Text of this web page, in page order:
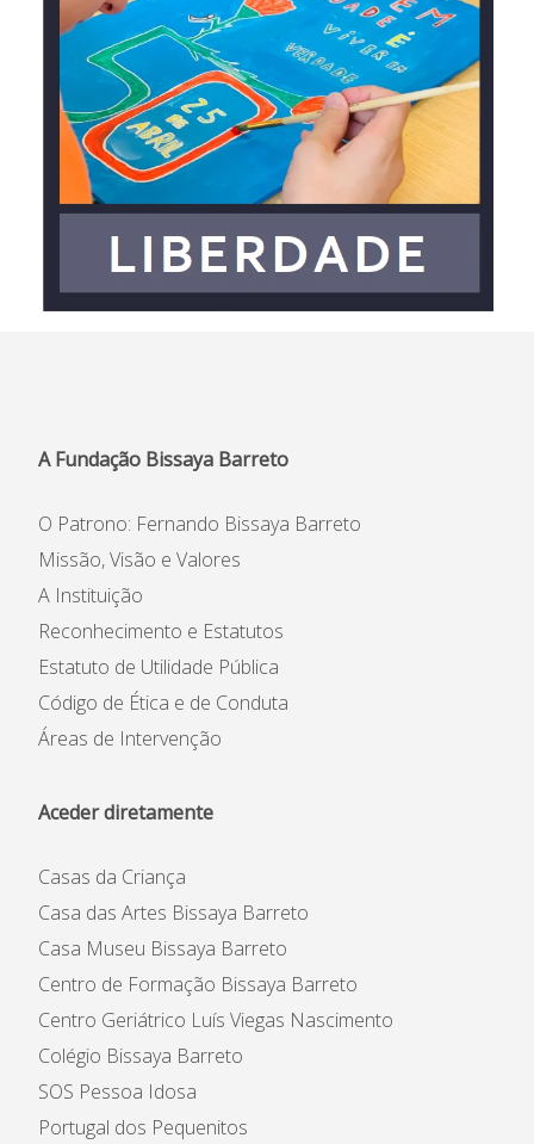
A Fundação Bissaya Barreto
O Patrono: Fernando Bissaya Barreto
Missão, Visão e Valores
A Instituição
Reconhecimento e Estatutos
Estatuto de Utilidade Pública
Código de Ética e de Conduta
Áreas de Intervenção
Aceder diretamente
Casas da Criança
Casa das Artes Bissaya Barreto
Casa Museu Bissaya Barreto
Centro de Formação Bissaya Barreto
Centro Geriátrico Luís Viegas Nascimento
Colégio Bissaya Barreto
SOS Pessoa Idosa
Portugal dos Pequenitos